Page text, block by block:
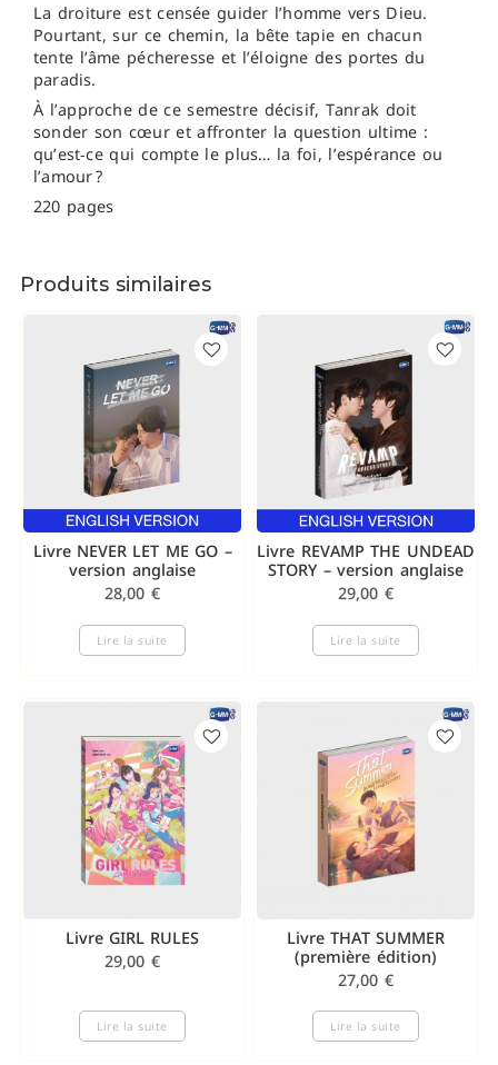
La droiture est censée guider l’homme vers Dieu.
Pourtant, sur ce chemin, la bête tapie en chacun
tente l’âme pécheresse et l’éloigne des portes du
paradis.
À l’approche de ce semestre décisif, Tanrak doit
sonder son cœur et affronter la question ultime :
qu’est‑ce qui compte le plus… la foi, l’espérance ou
l’amour ?
220 pages
Produits similaires
Livre NEVER LET ME GO –
version anglaise
28,00 €
Lire la suite
Livre REVAMP THE UNDEAD
STORY – version anglaise
29,00 €
Lire la suite
Livre GIRL RULES
29,00 €
Lire la suite
Livre THAT SUMMER
(première édition)
27,00 €
Lire la suite